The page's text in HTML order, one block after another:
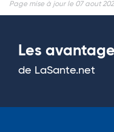
Page mise à jour le 07 aout
Les
de LaSante.net